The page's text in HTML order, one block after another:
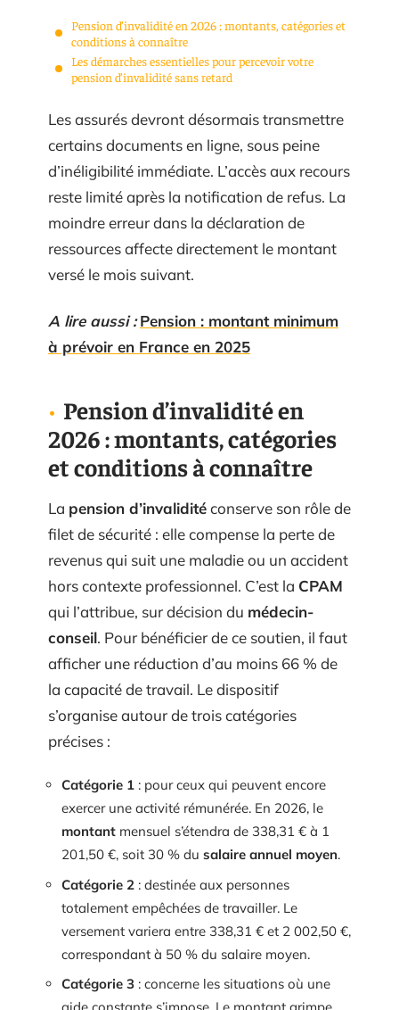
Pension d’invalidité en 2026 : montants, catégories et
conditions à connaître
Les démarches essentielles pour percevoir votre
pension d’invalidité sans retard
Les assurés devront désormais transmettre
certains documents en ligne, sous peine
d’inéligibilité immédiate. L’accès aux recours
reste limité après la notification de refus. La
moindre erreur dans la déclaration de
ressources affecte directement le montant
versé le mois suivant.
A lire aussi : Pension : montant minimum
à prévoir en France en 2025
Pension d’invalidité en
2026 : montants, catégories
et conditions à connaître
La pension d’invaliditéconserve son rôle de
filet de sécurité : elle compense la perte de
revenus qui suit une maladie ou un accident
hors contexte professionnel. C’est la CPAM
qui l’attribue, sur décision du médecin-
conseil. Pour bénéficier de ce soutien, il faut
afficher une réduction d’au moins 66 % de
la capacité de travail. Le dispositif
s’organise autour de trois catégories
précises :
Catégorie 1 : pour ceux qui peuvent encore
exercer une activité rémunérée. En 2026, le
montant mensuel s’étendra de 338,31 € à 1
201,50 €, soit 30 % du salaire annuel moyen.
Catégorie 2 : destinée aux personnes
totalement empêchées de travailler. Le
versement variera entre 338,31 € et 2 002,50 €,
correspondant à 50 % du salaire moyen.
Catégorie 3 : concerne les situations où une